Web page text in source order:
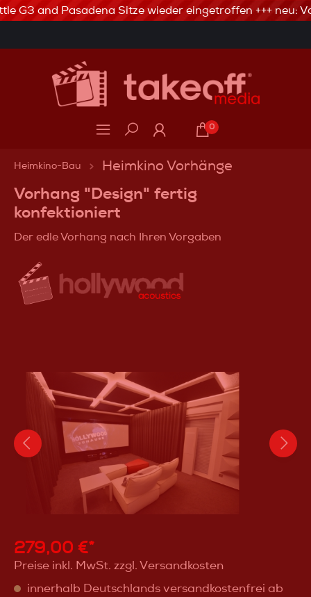
3% Skonto bei Vorkasse via Banküberweisung
G3 and Pasadena Sitze wieder eingetroffen +++ neu:
0
Heimkino-Bau Heimkino Vorhänge
Vorhang "Design" fertig
konfektioniert
Der edle Vorhang nach Ihren Vorgaben
279,00 €*
Preise inkl. MwSt. zzgl. Versandkosten
innerhalb Deutschlands versandkostenfrei ab